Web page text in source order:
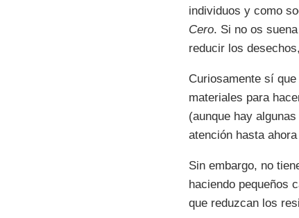
individuos y como
Cero. Si no os
reducir los
Curiosamente sí
materiales para
(aunque hay
atención hasta
Sin embargo, no
haciendo pequeños
que reduzcan los